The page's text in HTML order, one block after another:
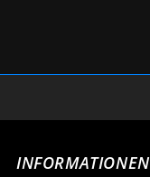
INFORMATIONEN